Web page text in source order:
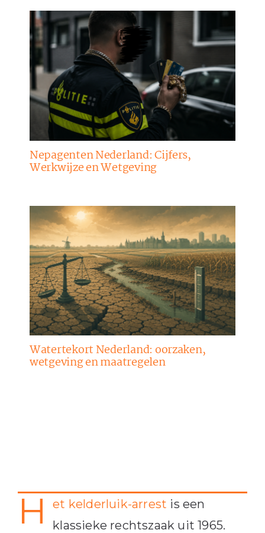
Nepagenten Nederland: Cijfers,
Werkwijze en Wetgeving
Watertekort Nederland: oorzaken,
wetgeving en maatregelen
H et kelderluik-arrest is een
klassieke rechtszaak uit 1965.